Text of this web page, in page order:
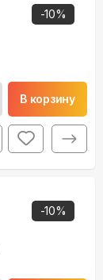
-10%
В корзину
-10%